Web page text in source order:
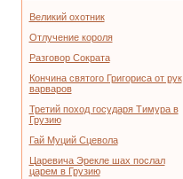
Великий охотник
Отлучение короля
Разговор Сократа
Кончина святого Григориса от рук
варваров
Третий поход государя Тимура в
Грузию
Гай Муций Сцевола
Царевича Эрекле шах послал
царем в Грузию